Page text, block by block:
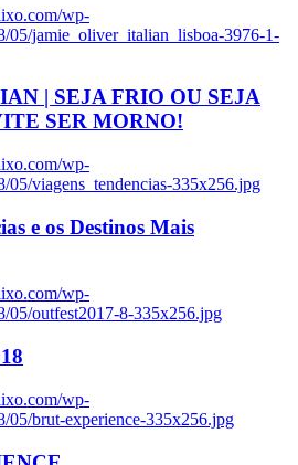
wp-
05/jamie_oliver_italian_lisboa-3976-1-
| SEJA FRIO OU SEJA
SER MORNO!
wp-
05/viagens_tendencias-335x256.jpg
e os Destinos Mais
wp-
05/outfest2017-8-335x256.jpg
wp-
05/brut-experience-335x256.jpg